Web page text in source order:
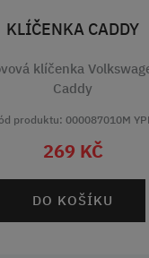
KLÍČENKA CADDY
klíčenka
Caddy
produktu: 000087010M
269 KČ
DO KOŠÍKU